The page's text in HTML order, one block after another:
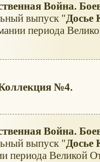
Война.
выпуск "Досье
периода
№4.
Война.
выпуск "Досье
периода Великой